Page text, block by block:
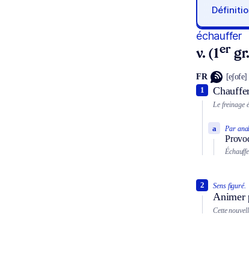
échauffer
v. (1er
FR [eʃofe]
1
Le freinage
Par
a
Sens figuré.
Animer
2
Cette